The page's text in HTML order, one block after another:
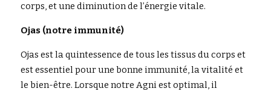
corps, et une diminution de l’énergie vitale.
Ojas (notre immunité)
Ojas est la quintessence de tous les tissus du corps et
est essentiel pour une bonne immunité, la vitalité et
le bien-être. Lorsque notre Agni est optimal, il